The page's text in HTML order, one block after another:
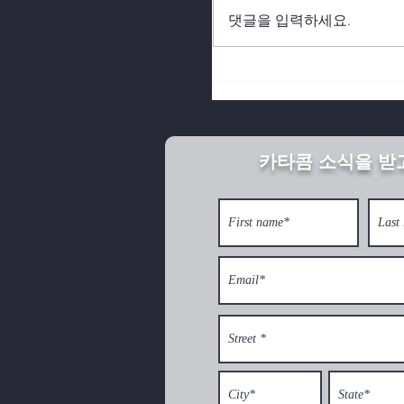
북한의 깨어진 가정이
댓글을 입력하세요.
카타콤 소식을 받